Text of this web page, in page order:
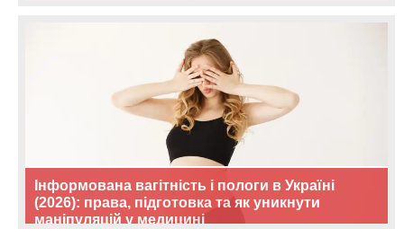
Інформована вагітність і пологи в Україні
(2026): права, підготовка та як уникнути
маніпуляцій у медицині